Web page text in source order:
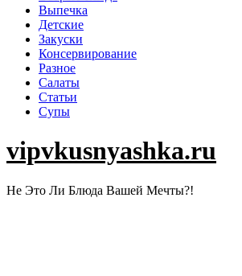
Выпечка
Детские
Закуски
Консервирование
Разное
Салаты
Статьи
Супы
vipvkusnyashka.ru
Не Это Ли Блюда Вашей Мечты?!